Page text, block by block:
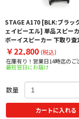
STAGE A170 [BLK:ブラッ
ェイビーエル] 単品スピー
ボーイスピーカー 下取り
アップ実施中！
￥22,800 (税込)
在庫有り！営業日14時迄のご
出荷！
最短翌日にお届け
数量
カートに入れる